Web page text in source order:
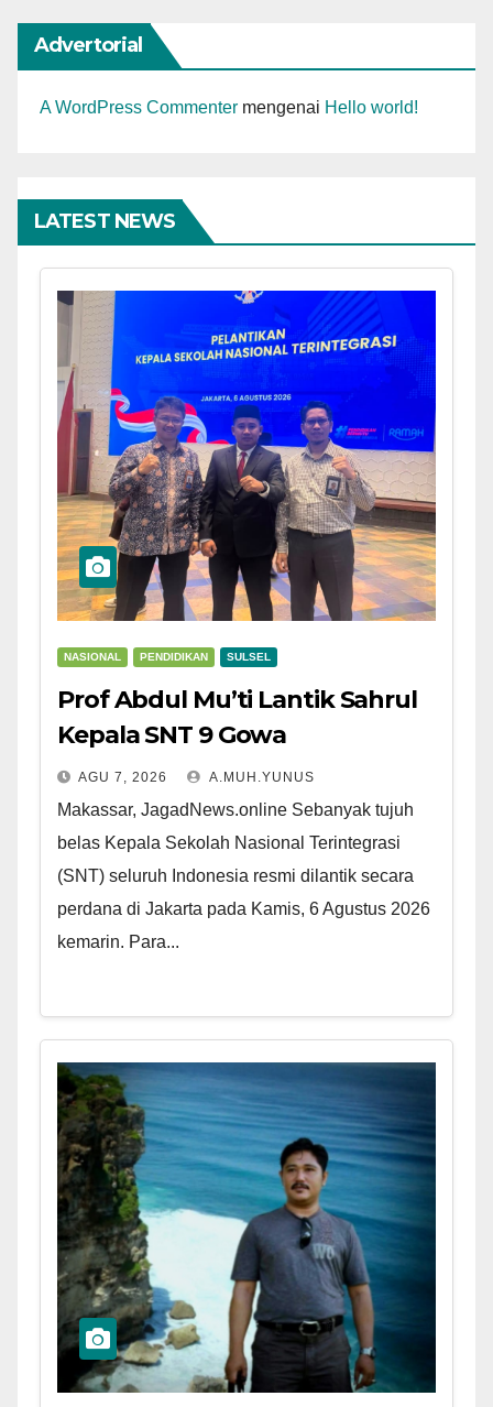
Advertorial
A WordPress Commenter mengenai Hello world!
LATEST NEWS
NASIONAL PENDIDIKAN SULSEL
Prof Abdul Mu’ti Lantik Sahrul
Kepala SNT 9 Gowa
AGU 7, 2026 A.MUH.YUNUS
Makassar, JagadNews.online Sebanyak tujuh
belas Kepala Sekolah Nasional Terintegrasi
(SNT) seluruh Indonesia resmi dilantik secara
perdana di Jakarta pada Kamis, 6 Agustus 2026
kemarin. Para...